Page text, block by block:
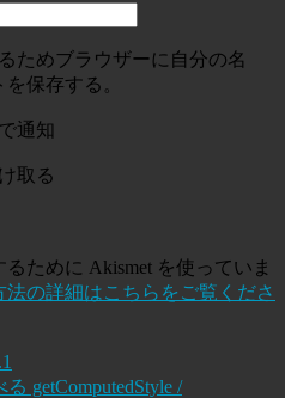
ためブラウザーに自分の名
保存する。
通知
取る
ために Akismet を使っていま
の詳細はこちらをご覧くださ
getComputedStyle /